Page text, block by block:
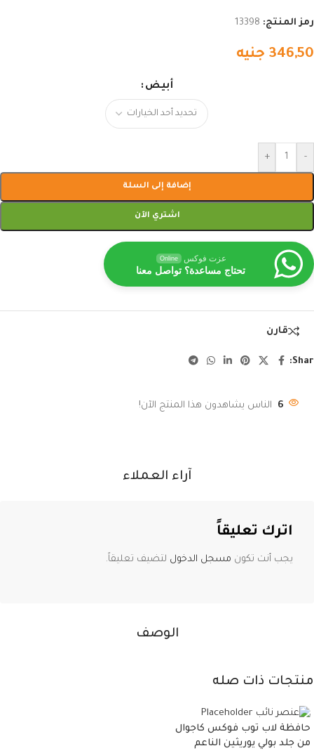
رمز المنتج: 13398
346,50 جنيه
أبيض
-
+
إضافة إلى السلة
اشتري الآن
عزت فوكس Online
تحتاج مساعدة؟ تواصل معنا
قارن
6 الناس يشاهدون هذا المنتج الآن!
الوصف
آراء العملاء
اترك تعليقاً
يجب أنت تكون مسجل الدخول لتضيف تعليقاً.
منتجات ذات صله
حافظة لاب توب فوكس كاجوال
من جلد بولي يوريثين الناعم